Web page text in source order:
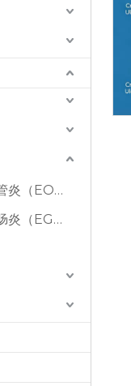
嗜酸性粒细胞性食管炎（EOE）
嗜酸性粒细胞性胃肠炎（EGE）